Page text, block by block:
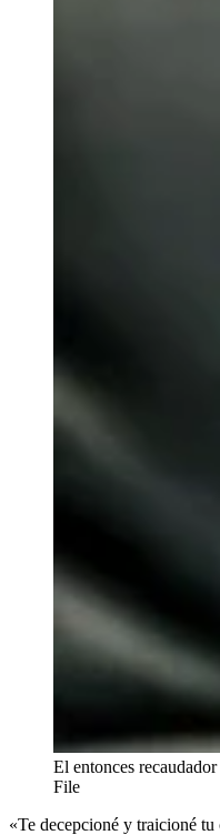
El entonces
File
«Te decepcioné y traicioné